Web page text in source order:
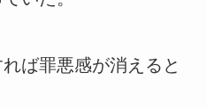
ば罪悪感が消えると